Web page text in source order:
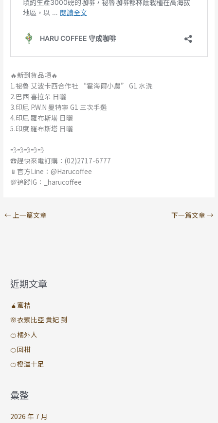
🔥新到貨品項🔥
1.祕魯 艾波卡西合作社 “霍海爾小農” G1 水洗
2.巴西 喜拉朵 日曬
3.印尼 P.W.N 曼特寧 G1 三次手選
4.印尼 羅布斯塔 日曬
5.印度 羅布斯塔 日曬
💨💨💨💨💨
☎️趕快來電訂購：(02)2717-6777
📱官方Line：@Harucoffee
💯追蹤IG：_harucoffee
←上一篇文章 下一篇文章 →
近期文章
🧉蜜桔
🌸衣索比亞 貴妃 到
🍊橘外人
🍊回柑
🍊橙溢十足
彙整
2026 年 7 月